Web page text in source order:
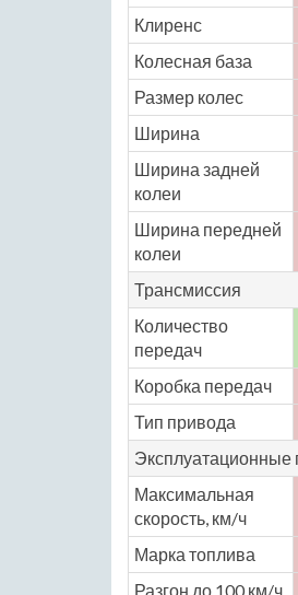
Клиренс
Колесная база
Размер колес
Ширина
Ширина задней
колеи
Ширина передней
колеи
Трансмиссия
Количество
передач
Коробка передач
Тип привода
Эксплуатационные
Максимальная
скорость, км/ч
Марка топлива
Разгон до 100 км/ч,